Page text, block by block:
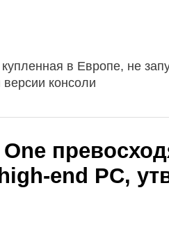
купленная в Европе, не
консоли
end PC,